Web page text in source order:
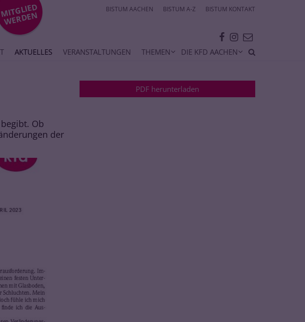
BISTUM AACHEN BISTUM A-Z BISTUM KONTAKT
AKTUELLES VERANSTALTUNGEN THEMEN DIE KFD AACHEN
MIT
GLIE
D
WE
R
DE
N
Ob
der
PDF herunterladen